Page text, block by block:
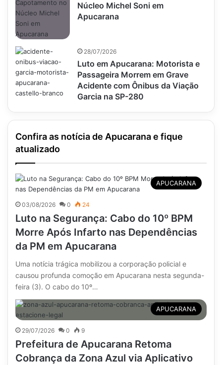
Núcleo Michel Soni em
Apucarana
28/07/2026
Luto em Apucarana: Motorista e
Passageira Morrem em Grave
Acidente com Ônibus da Viação
Garcia na SP-280
Confira as notícia de Apucarana e fique
atualizado
APUCARANA
03/08/2026 0 24
Luto na Segurança: Cabo do 10º BPM
Morre Após Infarto nas Dependências
da PM em Apucarana
Uma notícia trágica mobilizou a corporação policial e
causou profunda comoção em Apucarana nesta segunda-
feira (3). O cabo do 10º…
APUCARANA
29/07/2026 0 9
Prefeitura de Apucarana Retoma
Cobrança da Zona Azul via Aplicativo